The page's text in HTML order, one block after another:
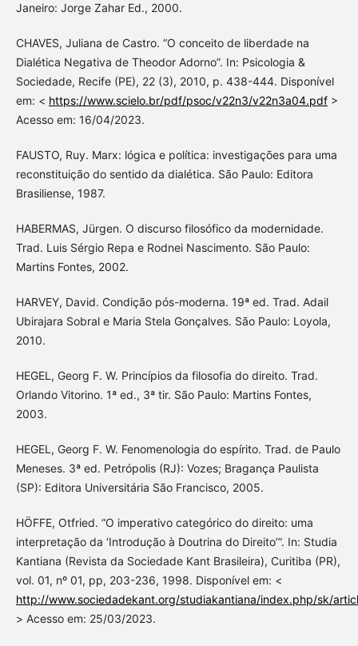
Janeiro: Jorge Zahar Ed., 2000.
CHAVES, Juliana de Castro. “O conceito de liberdade na
Dialética Negativa de Theodor Adorno”. In: Psicologia &
Sociedade, Recife (PE), 22 (3), 2010, p. 438-444. Disponível
em: < https://www.scielo.br/pdf/psoc/v22n3/v22n3a04.pdf>
Acesso em: 16/04/2023.
FAUSTO, Ruy. Marx: lógica e política: investigações para uma
reconstituição do sentido da dialética. São Paulo: Editora
Brasiliense, 1987.
HABERMAS, Jürgen. O discurso filosófico da modernidade.
Trad. Luis Sérgio Repa e Rodnei Nascimento. São Paulo:
Martins Fontes, 2002.
HARVEY, David. Condição pós-moderna. 19ª ed. Trad. Adail
Ubirajara Sobral e Maria Stela Gonçalves. São Paulo: Loyola,
2010.
HEGEL, Georg F. W. Princípios da filosofia do direito. Trad.
Orlando Vitorino. 1ª ed., 3ª tir. São Paulo: Martins Fontes,
2003.
HEGEL, Georg F. W. Fenomenologia do espírito. Trad. de Paulo
Meneses. 3ª ed. Petrópolis (RJ): Vozes; Bragança Paulista
(SP): Editora Universitária São Francisco, 2005.
HÖFFE, Otfried. “O imperativo categórico do direito: uma
interpretação da ‘Introdução à Doutrina do Direito’”. In: Studia
Kantiana (Revista da Sociedade Kant Brasileira), Curitiba (PR),
vol. 01, nº 01, pp, 203-236, 1998. Disponível em: <
http://www.sociedadekant.org/studiakantiana/index.php/sk/
> Acesso em: 25/03/2023.